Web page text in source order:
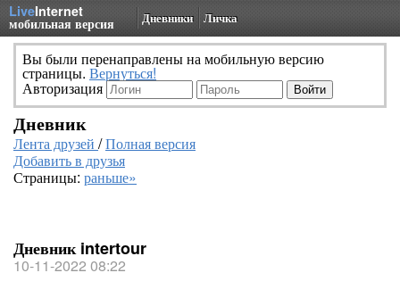
LiveInternet
мобильная версия Дневники Личка
Вы были перенаправлены на мобильную версию
страницы. Вернуться!
Авторизация
Дневник
Лента друзей /Полная версия
Добавить в друзья
Страницы: раньше»
Дневник intertour
10-11-2022 08:22